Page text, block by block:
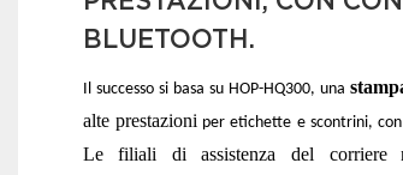
BLUETOOTH.
Il successo si basa su HOP-HQ300, una
alte prestazioniper etichette e scontrini,
Le filiali di assistenza del corriere